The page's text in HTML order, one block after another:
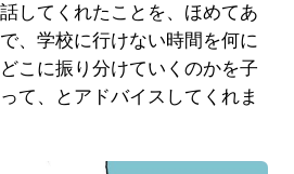
してくれたことを、ほめてあ
、学校に行けない時間を何に
こに振り分けていくのかを子
て、とアドバイスしてくれま